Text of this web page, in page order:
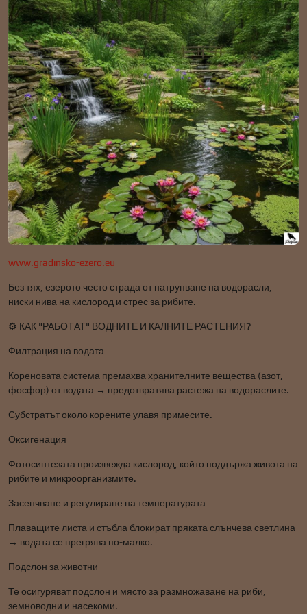
www.gradinsko-ezero.eu
Без тях, езерото често страда от натрупване на водорасли,
ниски нива на кислород и стрес за рибите.
⚙️ КАК "РАБОТАТ" ВОДНИТЕ И КАЛНИТЕ РАСТЕНИЯ?
Филтрация на водата
Кореновата система премахва хранителните вещества (азот,
фосфор) от водата → предотвратява растежа на водораслите.
Субстратът около корените улавя примесите.
Оксигенация
Фотосинтезата произвежда кислород, който поддържа живота на
рибите и микроорганизмите.
Засенчване и регулиране на температурата
Плаващите листа и стъбла блокират пряката слънчева светлина
→ водата се прегрява по-малко.
Подслон за животни
Те осигуряват подслон и място за размножаване на риби,
земноводни и насекоми.